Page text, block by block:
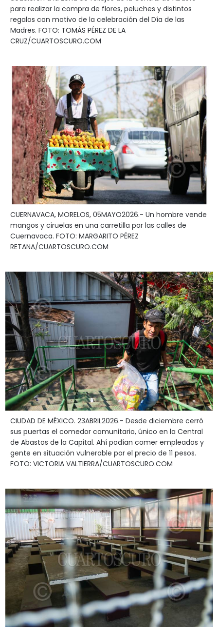
para realizar la compra de flores, peluches y distintos
regalos con motivo de la celebración del Día de las
Madres. FOTO: TOMÁS PÉREZ DE LA
CRUZ/CUARTOSCURO.COM
CUERNAVACA, MORELOS, 05MAYO2026.- Un hombre vende
mangos y ciruelas en una carretilla por las calles de
Cuernavaca. FOTO: MARGARITO PÉREZ
RETANA/CUARTOSCURO.COM
CIUDAD DE MÉXICO. 23ABRIL2026.- Desde diciembre cerró
sus puertas el comedor comunitario, único en la Central
de Abastos de la Capital. Ahí podían comer empleados y
gente en situación vulnerable por el precio de 11 pesos.
FOTO: VICTORIA VALTIERRA/CUARTOSCURO.COM